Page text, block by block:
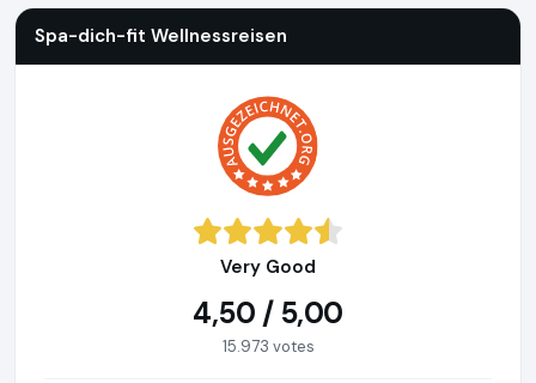
Spa-dich-fit Wellnessreisen
Very Good
4,50 / 5,00
15.973 votes